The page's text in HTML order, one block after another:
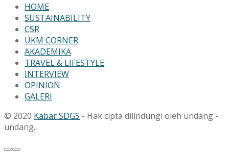
HOME
SUSTAINABILITY
CSR
UKM CORNER
AKADEMIKA
TRAVEL & LIFESTYLE
INTERVIEW
OPINION
GALERI
© 2020 Kabar SDGS - Hak cipta dilindungi oleh undang -
undang.